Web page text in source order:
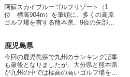
阿蘇スカイブルーゴルフリゾート（1
位 標高904m）を筆頭に、多くの高原
ゴルフ場を有する熊本県。9位の矢部サ
周辺に8個、「菊池渓谷」周辺に2個とな
っています。⇒ 宿泊ゴ...
鹿児島県
今回の鹿児島県で九州のランキング記事
も最後となりましたが、大分県と熊本県
が九州の中では標高の高いゴルフ場を多